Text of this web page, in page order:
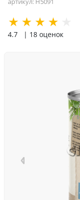
4.7 | 18 оценок